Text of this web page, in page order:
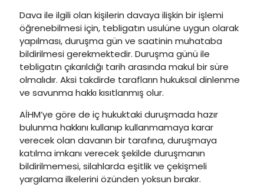
Dava ile ilgili olan kişilerin davaya ilişkin bir işlemi
öğrenebilmesi için, tebligatın usulüne uygun olarak
yapılması, duruşma gün ve saatinin muhataba
bildirilmesi gerekmektedir. Duruşma günü ile
tebligatın çıkarıldığı tarih arasında makul bir süre
olmalıdır. Aksi takdirde tarafların hukuksal dinlenme
ve savunma hakkı kısıtlanmış olur.
AİHM’ye göre de iç hukuktaki duruşmada hazır
bulunma hakkını kullanıp kullanmamaya karar
verecek olan davanın bir tarafına, duruşmaya
katılma imkanı verecek şekilde duruşmanın
bildirilmemesi, silahlarda eşitlik ve çekişmeli
yargılama ilkelerini özünden yoksun bırakır.